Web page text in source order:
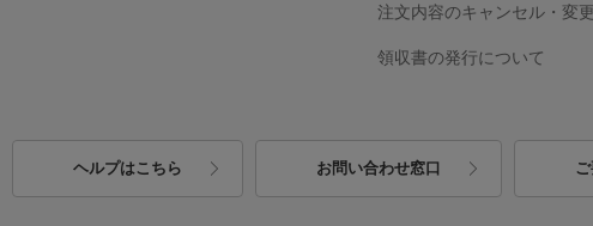
注文内容のキャンセル・変
領収書の発行について
ヘルプはこちら お問い合わせ窓口